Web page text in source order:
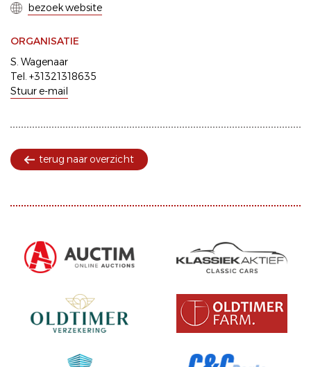
bezoek website
ORGANISATIE
S. Wagenaar
Tel. +31321318635
Stuur e-mail
terug naar overzicht